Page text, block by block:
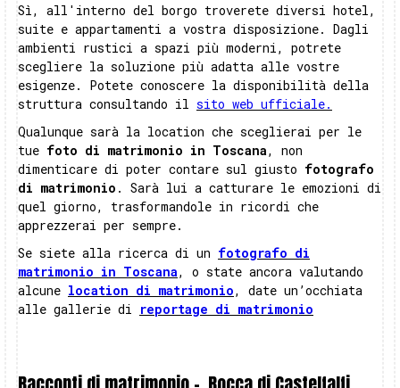
Sì, all'interno del borgo troverete diversi hotel,
suite e appartamenti a vostra disposizione. Dagli
ambienti rustici a spazi più moderni, potrete
scegliere la soluzione più adatta alle vostre
esigenze. Potete conoscere la disponibilità della
struttura consultando il sito web ufficiale.
Qualunque sarà la location che sceglierai per le
tue foto di matrimonio in Toscana, non
dimenticare di poter contare sul giusto fotografo
di matrimonio . Sarà lui a catturare le emozioni di
quel giorno, trasformandole in ricordi che
apprezzerai per sempre.
Se siete alla ricerca di un fotografo di
matrimonio in Toscana, o state ancora valutando
alcune location di matrimonio, date un’occhiata
alle gallerie di
reportage di matrimonio